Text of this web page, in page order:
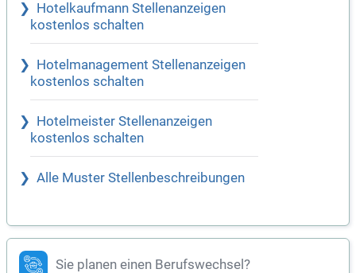
Hotelkaufmann Stellenanzeigen
kostenlos schalten
Hotelmanagement Stellenanzeigen
kostenlos schalten
Hotelmeister Stellenanzeigen
kostenlos schalten
Alle Muster Stellenbeschreibungen
Sie planen einen Berufswechsel?